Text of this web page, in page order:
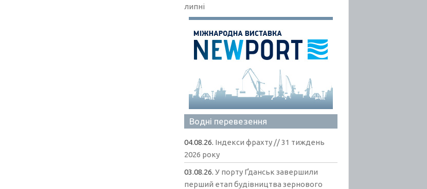
липні
Водні перевезення
04.08.26. Індекси фрахту // 31 тиждень
2026 року
03.08.26.У порту Ґданськ завершили
перший етап будівництва зернового